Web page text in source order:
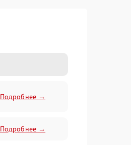
Подробнее →
Подробнее →